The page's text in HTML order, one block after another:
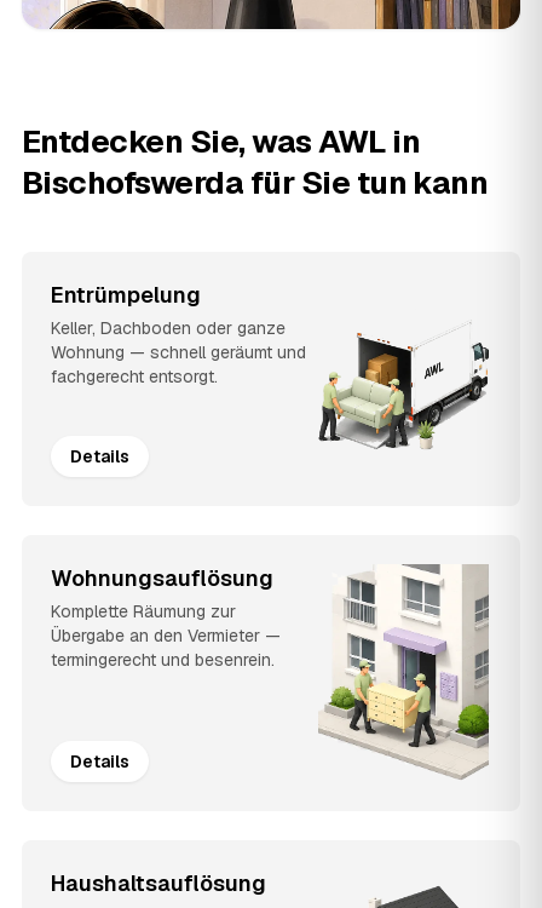
Entdecken Sie, was AWL in
Bischofswerda für Sie tun kann
Entrümpelung
Keller, Dachboden oder ganze
Wohnung — schnell geräumt und
fachgerecht entsorgt.
Details
Wohnungsauflösung
Komplette Räumung zur
Übergabe an den Vermieter —
termingerecht und besenrein.
Details
Haushaltsauflösung